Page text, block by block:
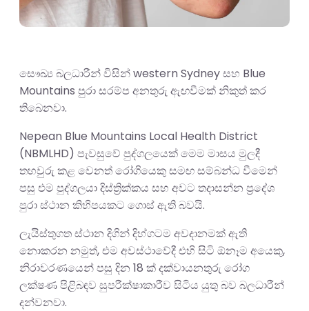
සෞඛ්‍ය බලධාරීන් විසින් western Sydney සහ Blue
Mountains පුරා සරම්ප අනතුරු ඇඟවීමක් නිකුත් කර
තිබෙනවා.
Nepean Blue Mountains Local Health District
(NBMLHD) පැවසුවේ පුද්ගලයෙක් මෙම මාසය මුලදී
තහවුරු කළ වෙනත් රෝගියෙකු සමඟ සම්බන්ධ වීමෙන්
පසු එම පුද්ගලයා දිස්ත්‍රික්කය සහ අවට තදාසන්න ප්‍රදේශ
පුරා ස්ථාන කිහිපයකට ගොස් ඇති බවයි.
ලැයිස්තුගත ස්ථාන දිගින් දිහ්ගටම අවදානමක් ඇති
නොකරන නමුත්, එම අවස්ථාවේදී එහි සිටි ඕනෑම අයෙකු,
නිරාවරණයෙන් පසු දින 18 ක් දක්වායනතුරු රෝග
ලක්ෂණ පිළිබඳව සුපරීක්ෂාකාරීව සිටිය යුතු බව බලධාරීන්
දන්වනවා.